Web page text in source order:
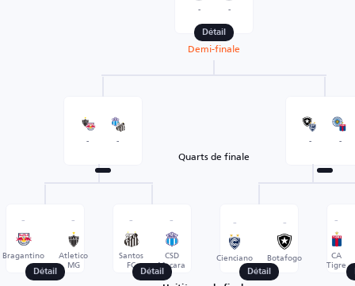
- -
Détail
Demi-finale
- - - -
Quarts de finale
-
Bragantino
-
Atletico
MG
Détail
-
Santos
FC
-
CSD
Macara
Détail
-
Cienciano
-
Botafogo
Détail
-
CA
Tigre